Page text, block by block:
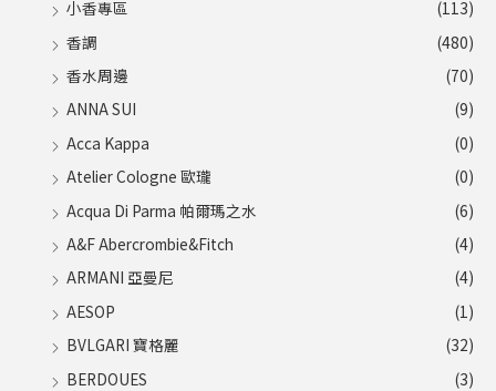
小香專區
(113)
香調
(480)
香水周邊
(70)
ANNA SUI
(9)
Acca Kappa
(0)
Atelier Cologne 歐瓏
(0)
Acqua Di Parma 帕爾瑪之水
(6)
A&F Abercrombie&Fitch
(4)
ARMANI 亞曼尼
(4)
AESOP
(1)
BVLGARI 寶格麗
(32)
BERDOUES
(3)